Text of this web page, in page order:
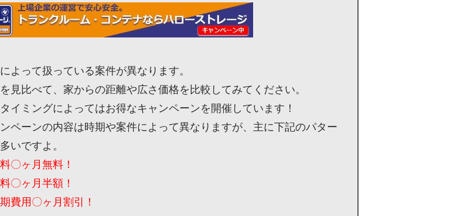
よって扱っている案件が異なります。
見比べて、家からの距離や広さ価格を比較してみてください。
イミングによってはお得なキャンペーンを開催しています！
ペーンの内容は時期や案件によって異なりますが、主に下記のパター
いですよ。
〇ヶ月無料！
〇ヶ月半額！
期費用〇ヶ月割引！